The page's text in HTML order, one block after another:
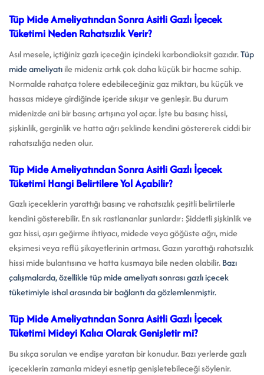
Tüp Mide Ameliyatından Sonra Asitli Gazlı İçecek
Tüketimi Neden Rahatsızlık Verir?
Asıl mesele, içtiğiniz gazlı içeceğin içindeki karbondioksit gazıdır.Tüp
mide ameliyatıile mideniz artık çok daha küçük bir hacme sahip.
Normalde rahatça tolere edebileceğiniz gaz miktarı, bu küçük ve
hassas mideye girdiğinde içeride sıkışır ve genleşir. Bu durum
midenizde ani bir basınç artışına yol açar. İşte bu basınç hissi,
şişkinlik, gerginlik ve hatta ağrı şeklinde kendini göstererek ciddi bir
rahatsızlığa neden olur.
Tüp Mide Ameliyatından Sonra Asitli Gazlı İçecek
Tüketimi Hangi Belirtilere Yol Açabilir?
Gazlı içeceklerin yarattığı basınç ve rahatsızlık çeşitli belirtilerle
kendini gösterebilir. En sık rastlananlar şunlardır: Şiddetli şişkinlik ve
gaz hissi, aşırı geğirme ihtiyacı, midede veya göğüste ağrı, mide
ekşimesi veya reflü şikayetlerinin artması. Gazın yarattığı rahatsızlık
hissi mide bulantısına ve hatta kusmaya bile neden olabilir.Bazı
çalışmalarda, özellikle tüp mide ameliyatı sonrası gazlı içecek
tüketimiyle ishal arasında bir bağlantı da gözlemlenmiştir.
Tüp Mide Ameliyatından Sonra Asitli Gazlı İçecek
Tüketimi Mideyi Kalıcı Olarak Genişletir mi?
Bu sıkça sorulan ve endişe yaratan bir konudur. Bazı yerlerde gazlı
içeceklerin zamanla mideyi esnetip genişletebileceği söylenir.